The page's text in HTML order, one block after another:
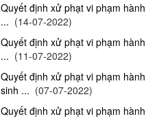
Quyết định xử phạt vi phạm
... (14-07-2022)
Quyết định xử phạt vi phạm
... (11-07-2022)
Quyết định xử phạt vi phạm
sinh ... (07-07-2022)
Quyết định xử phạt vi phạm